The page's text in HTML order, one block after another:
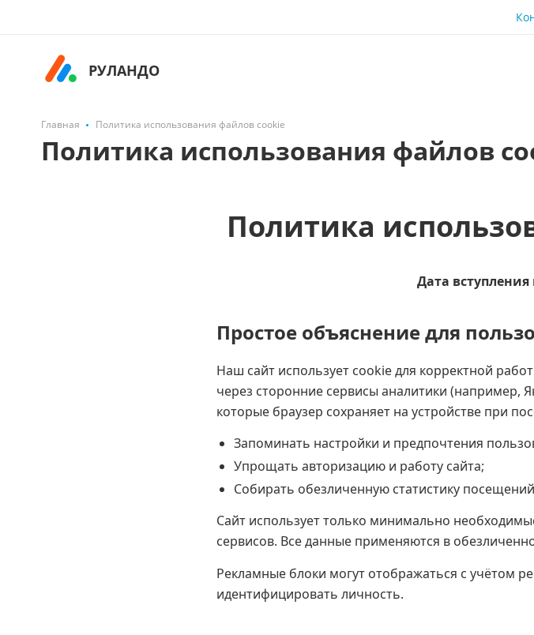
РУЛАНДО
Главная Политика использования файлов cookie
Политика использования файлов
Политика
Дата вступления
Простое объяснение для
Наш сайт использует cookie для корректной
через сторонние сервисы аналитики
которые браузер сохраняет на устройстве при
Запоминать настройки и предпочтения
Упрощать авторизацию и работу сайта;
Собирать обезличенную статистику
Сайт использует только минимально
сервисов. Все данные применяются в
Рекламные блоки могут отображаться с учётом
идентифицировать личность.